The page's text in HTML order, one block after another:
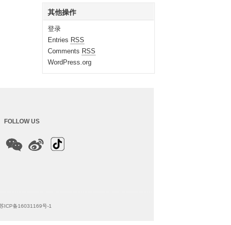
其他操作
登录
Entries RSS
Comments RSS
WordPress.org
FOLLOW US
ICP备16031169号-1